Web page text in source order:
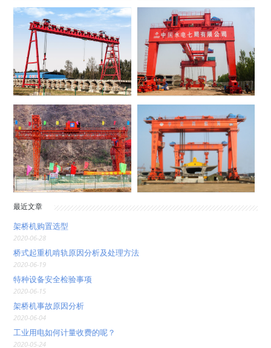
最近文章
架桥机购置选型
2020-06-28
桥式起重机啃轨原因分析及处理方法
2020-06-19
特种设备安全检验事项
2020-06-15
架桥机事故原因分析
2020-06-04
工业用电如何计量收费的呢？
2020-05-24